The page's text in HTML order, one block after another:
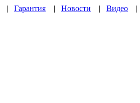
| Гарантия | Новости | Видео |